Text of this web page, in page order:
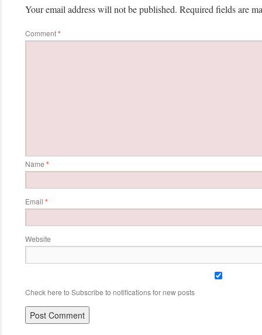
Your email address will not be published. Required fields are
Comment*
Name *
Email *
Website
Check here to Subscribe to notifications for new posts